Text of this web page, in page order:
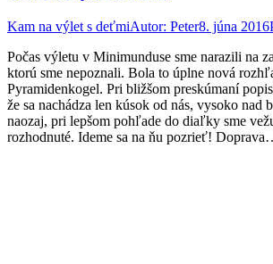
Kam na výlet s deťmiAutor: Peter8. júna 2016
Počas výletu v Minimunduse sme narazili na
ktorú sme nepoznali. Bola to úplne nová
Pyramidenkogel. Pri bližšom preskúmaní
že sa nachádza len kúsok od nás, vysoko nad
naozaj, pri lepšom pohľade do diaľky sme
rozhodnuté. Ideme sa na ňu pozrieť!